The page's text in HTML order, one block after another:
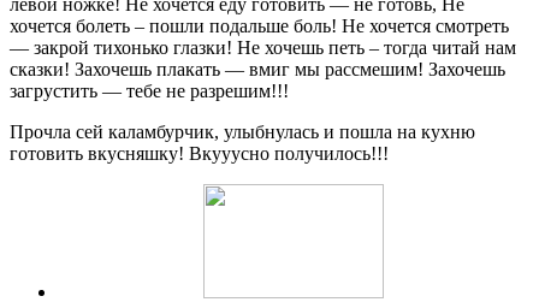
хочется болеть – пошли подальше боль! Не хочется смотреть
— закрой тихонько глазки! Не хочешь петь – тогда читай нам
сказки! Захочешь плакать — вмиг мы рассмешим! Захочешь
загрустить — тебе не разрешим!!!
Прочла сей каламбурчик, улыбнулась и пошла на кухню
готовить вкусняшку! Вкууусно получилось!!!